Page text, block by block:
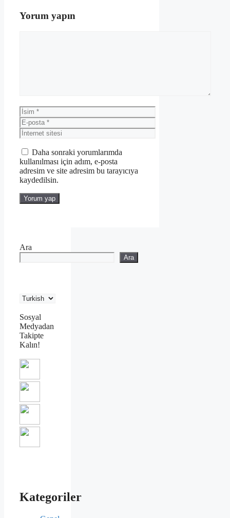
Yorum yapın
İsim
E-
posta
İnternet
sitesi
Daha sonraki yorumlarımda
kullanılması için adım, e-posta
adresim ve site adresim bu tarayıcıya
kaydedilsin.
Ara
Ara
Sosyal
Medyadan
Takipte
Kalın!
Kategoriler